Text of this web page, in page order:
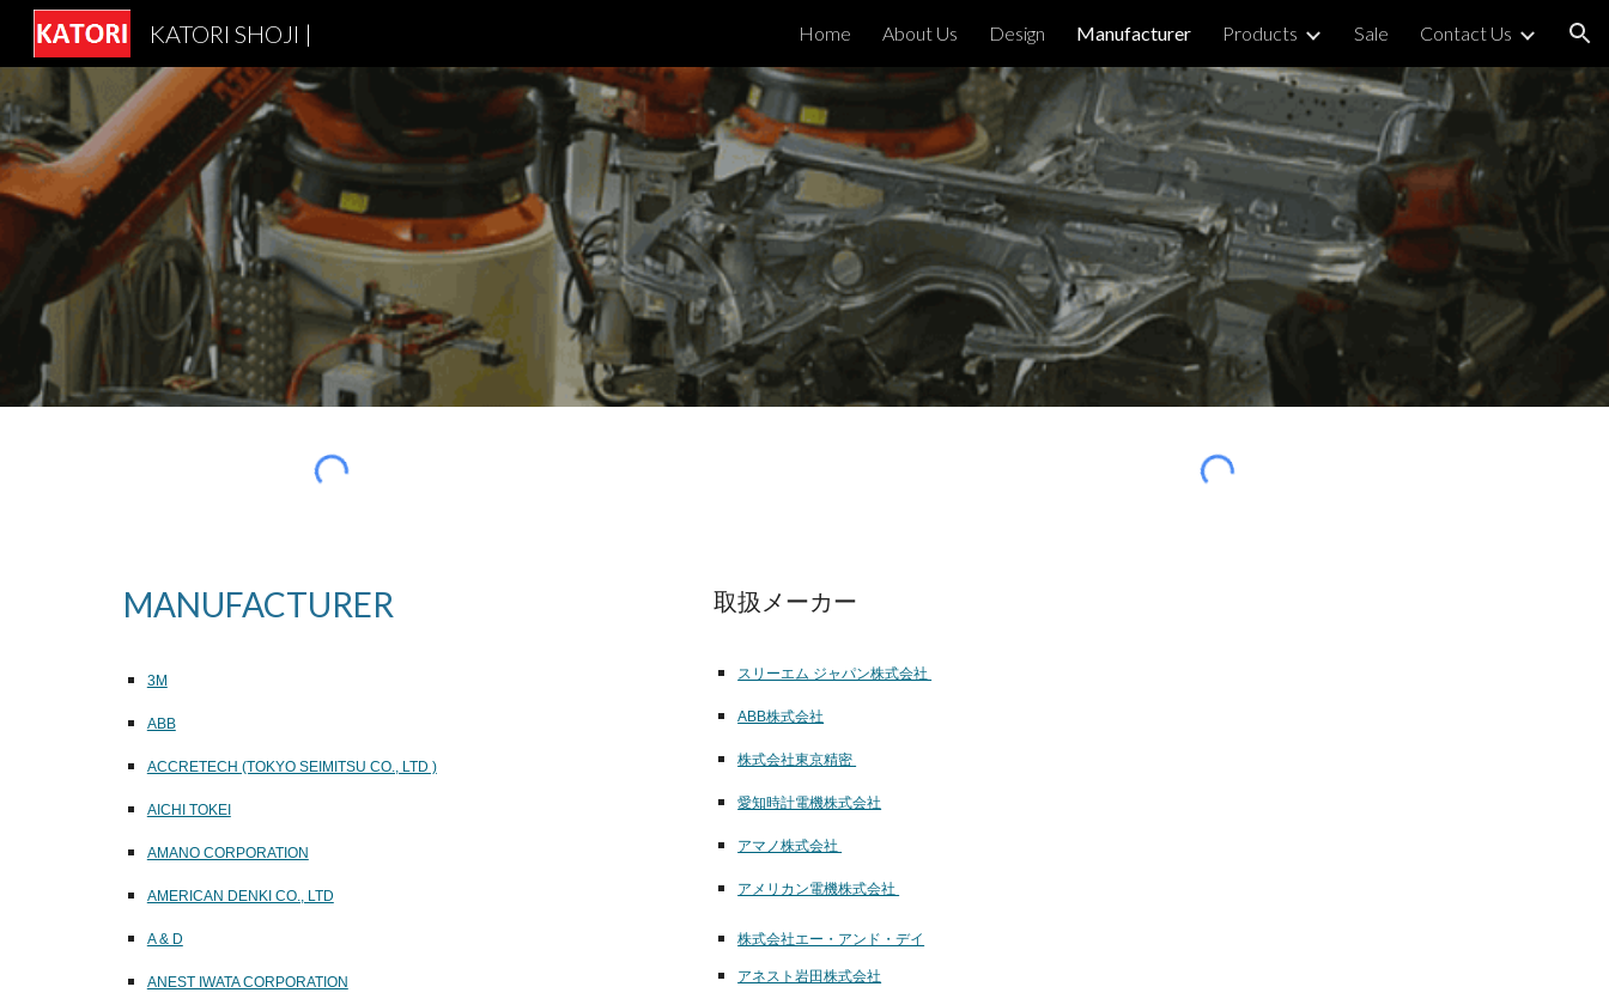
Skip to navigation
KATORI SHOJI | Home About Us Design Manufacturer Products Sale Contact Us
MANUFACTURER
3M
ABB
ACCRETECH (TOKYO SEIMITSU CO., LTD )
AICHI TOKEI
AMANO CORPORATION
AMERICAN DENKI CO., LTD
A & D
ANEST IWATA CORPORATION
取扱メーカー
スリーエム ジャパン株式会社
ABB株式会社
株式会社東京精密
愛知時計電機株式会社
アマノ株式会社
アメリカン電機株式会社
株式会社エー・アンド・デイ
アネスト岩田株式会社